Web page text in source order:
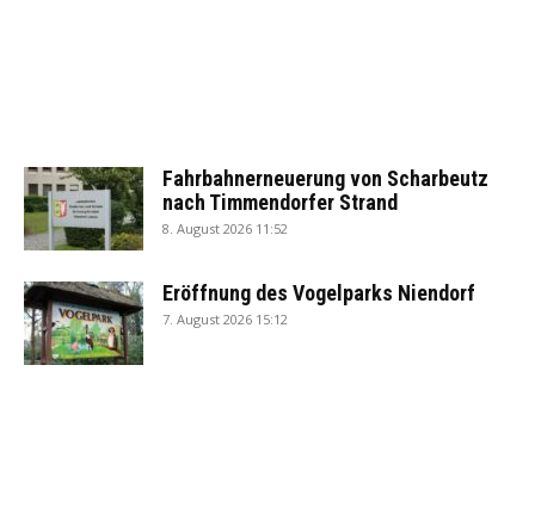
Fahrbahnerneuerung von Scharbeutz
nach Timmendorfer Strand
8. August 2026 11:52
Eröffnung des Vogelparks Niendorf
7. August 2026 15:12